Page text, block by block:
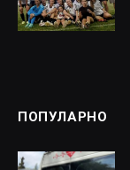
ПОПУЛАРНО